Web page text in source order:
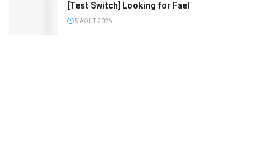
[Test Switch] Looking for Fael
5 AOÛT 2026